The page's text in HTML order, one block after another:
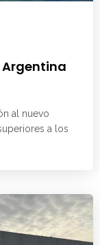
Argentina
al nuevo
a los